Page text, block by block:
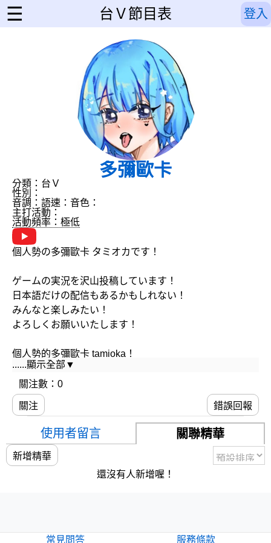
☰ 台Ｖ節目表 登入
多彌歐卡
分類：台Ｖ
性別：
音調： 語速： 音色：
主打活動：
活動頻率：極低
個人勢の多彌歐卡 タミオカです！
ゲームの実況を沢山投稿しています！
日本語だけの配信もあるかもしれない！
みんなと楽しみたい！
よろしくお願いいたします！
個人勢的多彌歐卡 tamioka！
會投稿很多遊戲的實況！
日語的直播也可能會有！
想要和大家一起玩樂～
請多多指教囉＞＜
喜歡我的話可以訂閱我呦~
......顯示全部▼
關注數：0
關注 錯誤回報
使用者留言 關聯精華
新增精華
還沒有人新增喔！
常見問答 服務條款